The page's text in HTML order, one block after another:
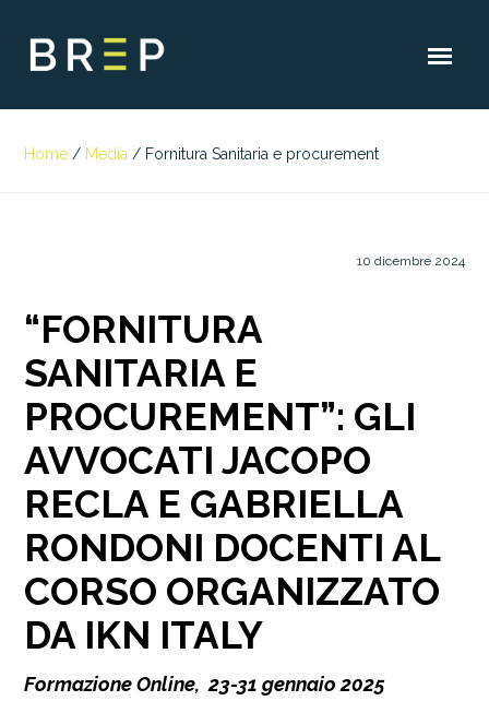
Home / Media / Fornitura Sanitaria e procurement
10 dicembre 2024
“FORNITURA
SANITARIA E
PROCUREMENT”: GLI
AVVOCATI JACOPO
RECLA E GABRIELLA
RONDONI DOCENTI AL
CORSO ORGANIZZATO
DA IKN ITALY
Formazione Online, 23-31 gennaio 2025